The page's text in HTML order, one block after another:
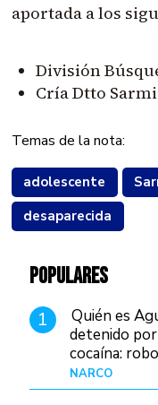
aportada a los
División
Cría Dtto
Temas de la nota:
adolescente
desaparecida
POPULARES
1
Quién es
detenido
cocaína:
judiciales
NARCO